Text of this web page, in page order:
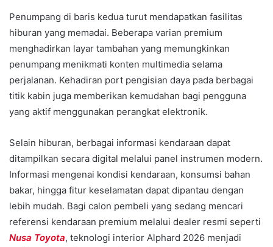
Penumpang di baris kedua turut mendapatkan fasilitas
hiburan yang memadai. Beberapa varian premium
menghadirkan layar tambahan yang memungkinkan
penumpang menikmati konten multimedia selama
perjalanan. Kehadiran port pengisian daya pada berbagai
titik kabin juga memberikan kemudahan bagi pengguna
yang aktif menggunakan perangkat elektronik.
Selain hiburan, berbagai informasi kendaraan dapat
ditampilkan secara digital melalui panel instrumen modern.
Informasi mengenai kondisi kendaraan, konsumsi bahan
bakar, hingga fitur keselamatan dapat dipantau dengan
lebih mudah. Bagi calon pembeli yang sedang mencari
referensi kendaraan premium melalui dealer resmi seperti
Nusa Toyota, teknologi interior Alphard 2026 menjadi